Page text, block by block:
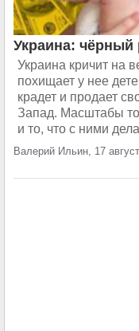
Украина:
Украина кричит на
похищает у нее
крадет и продает
Запад. Масштабы
и то, что с ними
Валерий Ильин, 17